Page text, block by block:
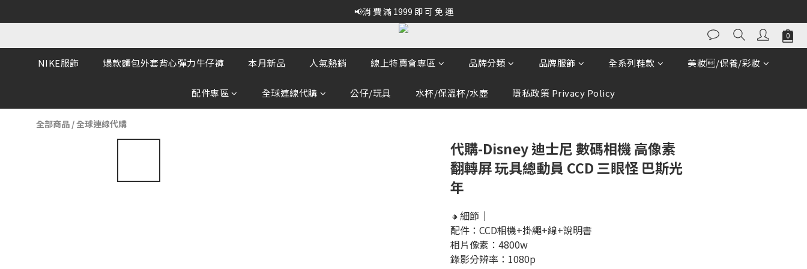
📢消 費 滿 1999 即 可 免 運
NIKE服飾 爆款麵包外套背心彈力牛仔褲 本月新品 人氣熱銷 線上特賣會專區 品牌分類 品牌服飾 全系列鞋款 美妝/保養/彩妝
配件專區 全球連線代購 公仔/玩具 水杯/保溫杯/水壺 隱私政策 Privacy Policy
全部商品 /全球連線代購
代購-Disney 迪士尼 數碼相機 高像素
翻轉屏 玩具總動員 CCD 三眼怪 巴斯光
年
🔸細節｜
配件：CCD相機+掛繩+線+說明書
相片像素：4800w
錄影分辨率：1080p
立即購買